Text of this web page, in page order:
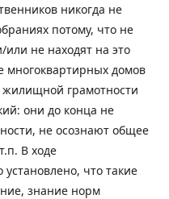
никогда не
потому, что не
или не находят на это
многоквартирных домов
жилищной грамотности
они до конца не
не осознают общее
В ходе
что такие
знание норм